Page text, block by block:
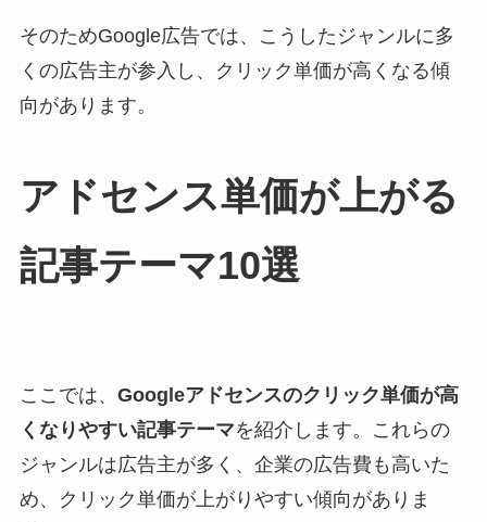
そのためGoogle広告では、こうしたジャンルに多
くの広告主が参入し、クリック単価が高くなる傾
向があります。
アドセンス単価が上がる
記事テーマ10選
ここでは、 Googleアドセンスのクリック単価が高
くなりやすい記事テーマを紹介します。これらの
ジャンルは広告主が多く、企業の広告費も高いた
め、クリック単価が上がりやすい傾向がありま